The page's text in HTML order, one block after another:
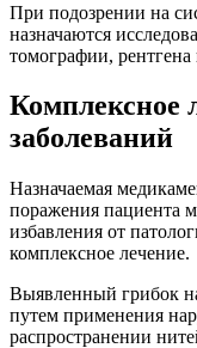
При подозрении на
назначаются
томографии, рентгена
Комплексное
заболеваний
Назначаемая
поражения пациента
избавления от
комплексное лечение.
Выявленный грибок
путем применения
распространении